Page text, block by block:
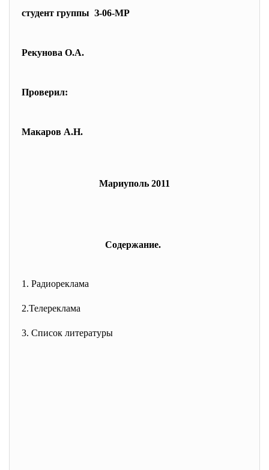
студент группы З-06-МР
Рекунова О.А.
Проверил:
Макаров А.Н.
Мариуполь 2011
Содержание.
1. Радиореклама
2.Телереклама
3. Список литературы